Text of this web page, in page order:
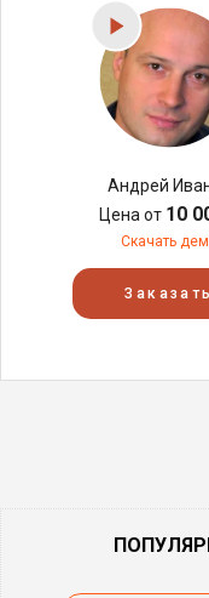
Андрей
Цена от 10
Скачать
Заказать